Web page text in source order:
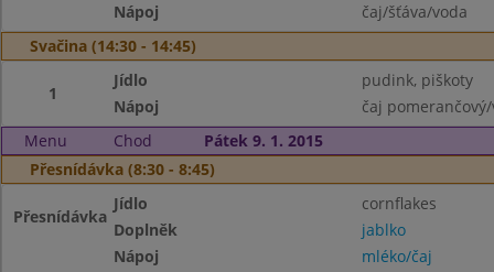
Nápoj
čaj/šťáva/voda
Svačina (14:30 - 14:45)
1
Jídlo
pudink, piškoty
Nápoj
čaj
Menu
Chod
Pátek 9. 1. 2015
Přesnídávka (8:30 - 8:45)
Přesnídávka
Jídlo
cornflakes
Doplněk
jablko
Nápoj
mléko/čaj